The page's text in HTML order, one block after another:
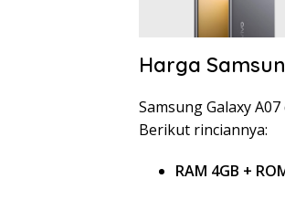
Harga
Samsung Galaxy
Berikut rinciannya:
RAM 4GB +